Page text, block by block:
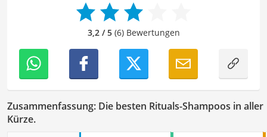
präsentiert werden und ihre volle Wirkung entfalten.
3,2 / 5(6) Bewertungen
Zusammenfassung: Die besten Rituals-Shampoos in aller
Kürze.